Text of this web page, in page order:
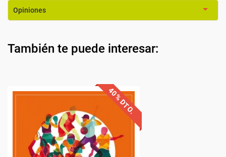
Opiniones
También te puede interesar: